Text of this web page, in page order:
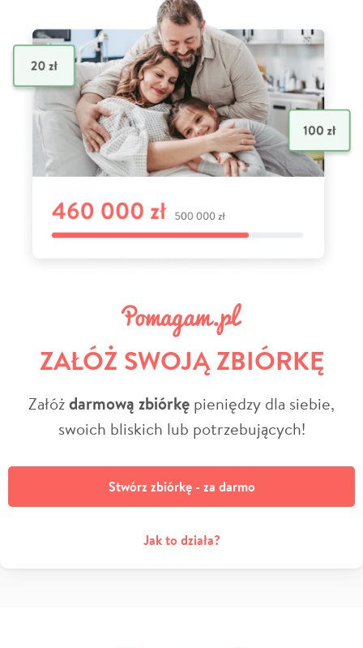
ZAŁÓŻ SWOJĄ ZBIÓRKĘ
Załóżdarmową zbiórkę pieniędzy dla siebie,
swoich bliskich lub potrzebujących!
Stwórz zbiórkę - za darmo
Jak to działa?